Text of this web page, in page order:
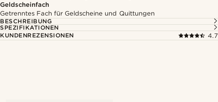
Geldscheinfach
Getrenntes Fach für Geldscheine und Quittungen
BESCHREIBUNG
SPEZIFIKATIONEN
KUNDENREZENSIONEN
4.7